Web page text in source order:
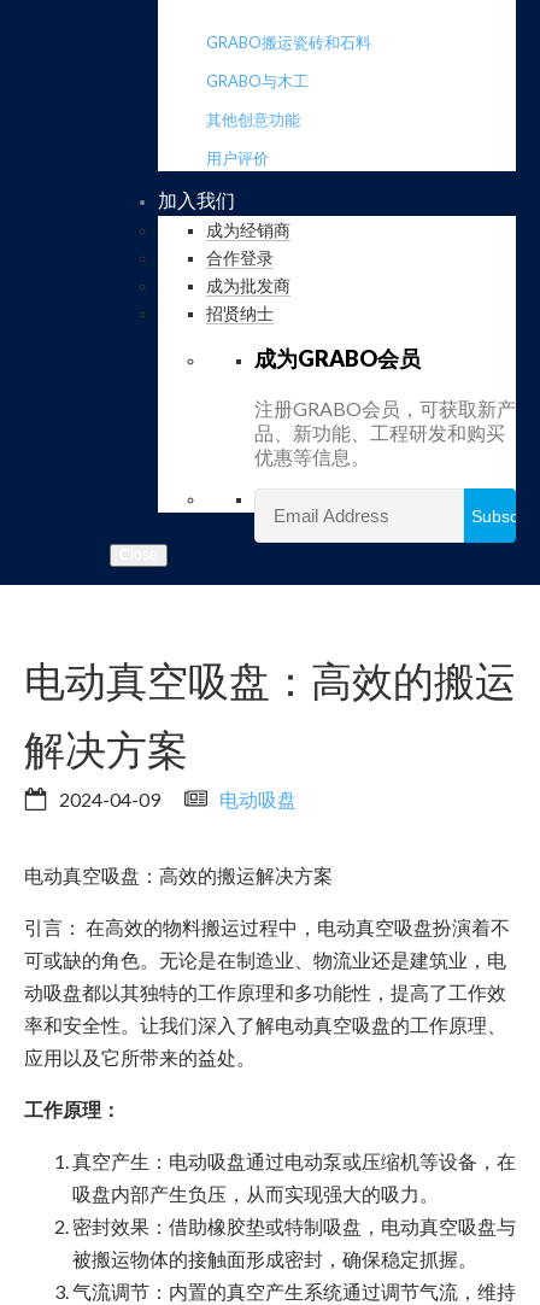
GRABO搬运瓷砖和石料
GRABO与木工
其他创意功能
用户评价
加入我们
成为经销商
合作登录
成为批发商
招贤纳士
成为GRABO会员
注册GRABO会员，可获取新产
品、新功能、工程研发和购买
优惠等信息。
电动真空吸盘：高效的搬运
解决方案
2024-04-09 电动吸盘
电动真空吸盘：高效的搬运解决方案
引言： 在高效的物料搬运过程中，电动真空吸盘扮演着不
可或缺的角色。无论是在制造业、物流业还是建筑业，电
动吸盘都以其独特的工作原理和多功能性，提高了工作效
率和安全性。让我们深入了解电动真空吸盘的工作原理、
应用以及它所带来的益处。
工作原理：
真空产生：电动吸盘通过电动泵或压缩机等设备，在
吸盘内部产生负压，从而实现强大的吸力。
密封效果：借助橡胶垫或特制吸盘，电动真空吸盘与
被搬运物体的接触面形成密封，确保稳定抓握。
气流调节：内置的真空产生系统通过调节气流，维持